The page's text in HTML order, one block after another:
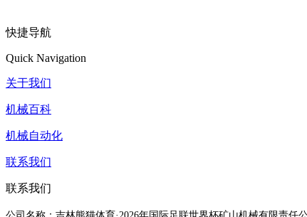
快捷导航
Quick Navigation
关于我们
机械百科
机械自动化
联系我们
联系我们